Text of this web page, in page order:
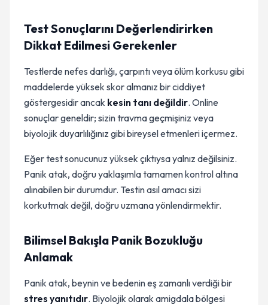
Test Sonuçlarını Değerlendirirken
Dikkat Edilmesi Gerekenler
Testlerde nefes darlığı, çarpıntı veya ölüm korkusu gibi
maddelerde yüksek skor almanız bir ciddiyet
göstergesidir ancak kesin tanı değildir. Online
sonuçlar geneldir; sizin travma geçmişiniz veya
biyolojik duyarlılığınız gibi bireysel etmenleri içermez.
Eğer test sonucunuz yüksek çıktıysa yalnız değilsiniz.
Panik atak, doğru yaklaşımla tamamen kontrol altına
alınabilen bir durumdur. Testin asıl amacı sizi
korkutmak değil, doğru uzmana yönlendirmektir.
Bilimsel Bakışla Panik Bozukluğu
Anlamak
Panik atak, beynin ve bedenin eş zamanlı verdiği bir
stres yanıtıdır. Biyolojik olarak amigdala bölgesi